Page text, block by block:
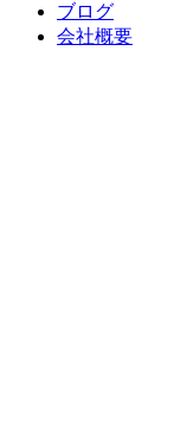
ブログ
会社概要